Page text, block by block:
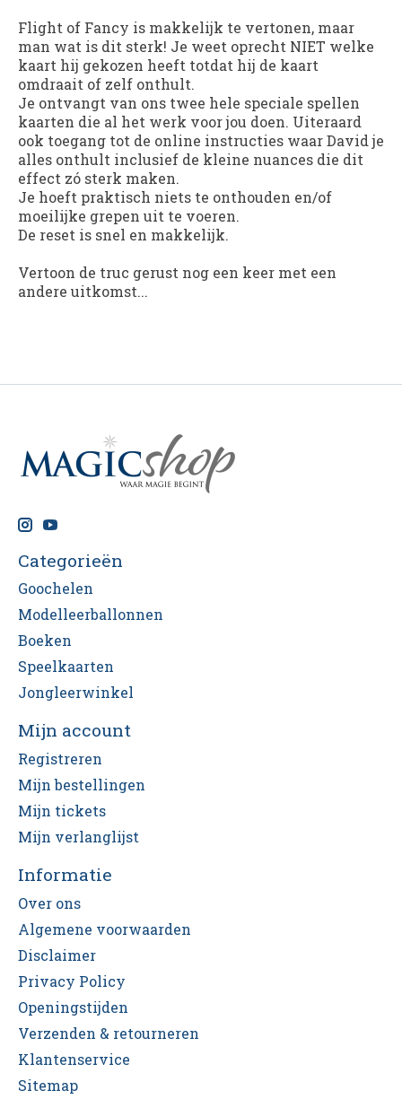
Flight of Fancy is makkelijk te vertonen, maar
man wat is dit sterk! Je weet oprecht NIET welke
kaart hij gekozen heeft totdat hij de kaart
omdraait of zelf onthult.
Je ontvangt van ons twee hele speciale spellen
kaarten die al het werk voor jou doen. Uiteraard
ook toegang tot de online instructies waar David je
alles onthult inclusief de kleine nuances die dit
effect zó sterk maken.
Je hoeft praktisch niets te onthouden en/of
moeilijke grepen uit te voeren.
De reset is snel en makkelijk.
Vertoon de truc gerust nog een keer met een
andere uitkomst...
Categorieën
Goochelen
Modelleerballonnen
Boeken
Speelkaarten
Jongleerwinkel
Mijn account
Registreren
Mijn bestellingen
Mijn tickets
Mijn verlanglijst
Informatie
Over ons
Algemene voorwaarden
Disclaimer
Privacy Policy
Openingstijden
Verzenden & retourneren
Klantenservice
Sitemap